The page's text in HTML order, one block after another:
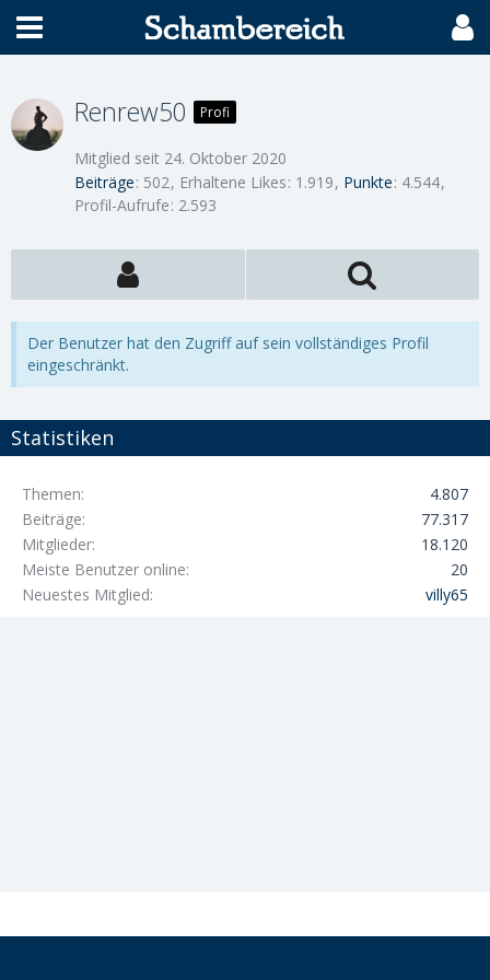
Renrew50 Profi
Mitglied seit 24. Oktober 2020
Beiträge 502 Erhaltene Likes 1.919 Punkte 4.544
Profil-Aufrufe 2.593
Der Benutzer hat den Zugriff auf sein vollständiges Profil
eingeschränkt.
Statistiken
Themen
4.807
Beiträge
77.317
Mitglieder
18.120
Meiste Benutzer online
20
Neuestes Mitglied
villy65